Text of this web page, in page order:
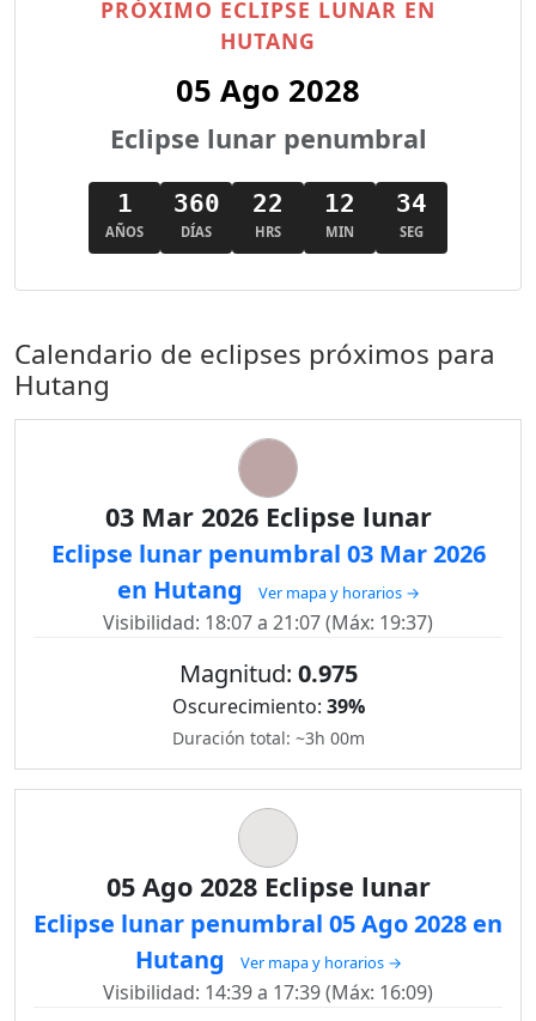
PRÓXIMO ECLIPSE LUNAR EN
HUTANG
05 Ago 2028
Eclipse lunar penumbral
1
AÑOS
360
DÍAS
22
HRS
12
MIN
32
SEG
Calendario de eclipses próximos para
Hutang
03 Mar 2026 Eclipse lunar
Eclipse lunar penumbral 03 Mar 2026
en Hutang
Ver mapa y horarios →
Visibilidad: 18:07 a 21:07 (Máx: 19:37)
Magnitud: 0.975
Oscurecimiento: 39%
Duración total: ~3h 00m
05 Ago 2028 Eclipse lunar
Eclipse lunar penumbral 05 Ago 2028 en
Hutang
Ver mapa y horarios →
Visibilidad: 14:39 a 17:39 (Máx: 16:09)